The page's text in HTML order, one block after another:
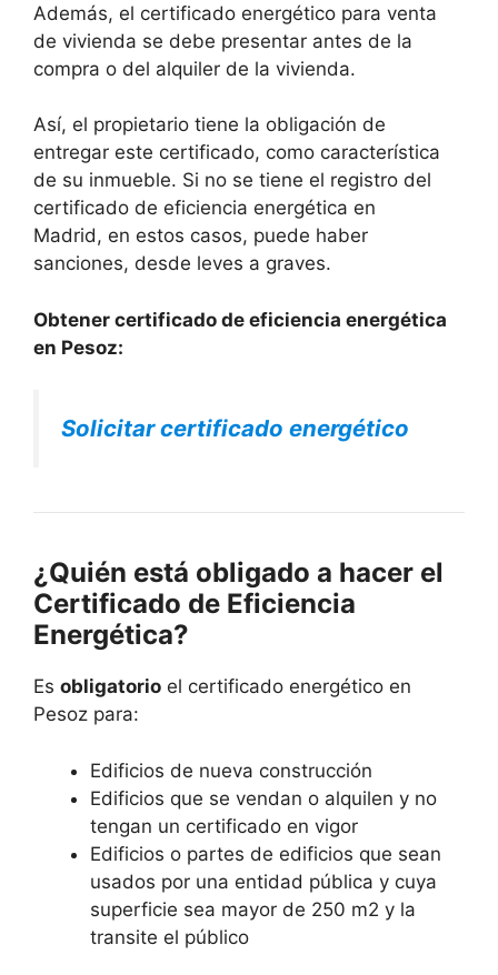
Además, el certificado energético para venta
de vivienda se debe presentar antes de la
compra o del alquiler de la vivienda.
Así, el propietario tiene la obligación de
entregar este certificado, como característica
de su inmueble. Si no se tiene el registro del
certificado de eficiencia energética en
Madrid, en estos casos, puede haber
sanciones, desde leves a graves.
Obtener certificado de eficiencia energética
en Pesoz:
Solicitar certificado energético
¿Quién está obligado a hacer el
Certificado de Eficiencia
Energética?
Es obligatorio el certificado energético en
Pesoz para:
Edificios de nueva construcción
Edificios que se vendan o alquilen y no
tengan un certificado en vigor
Edificios o partes de edificios que sean
usados por una entidad pública y cuya
superficie sea mayor de 250 m2 y la
transite el público